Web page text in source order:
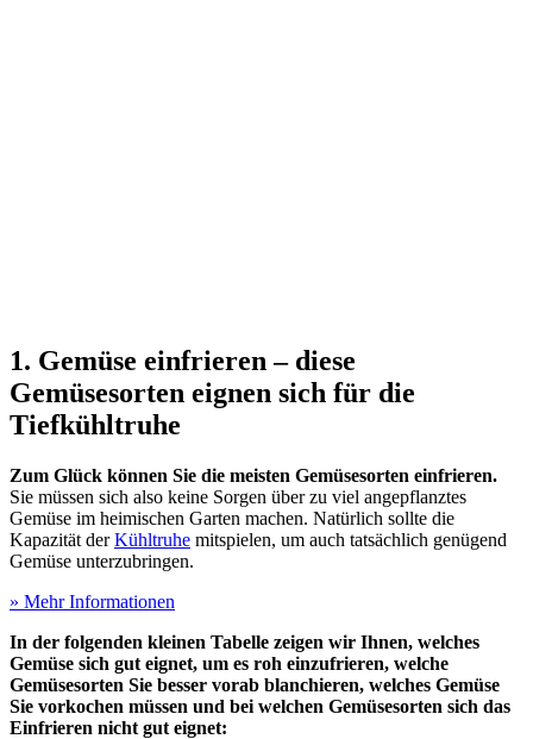
1. Gemüse einfrieren – diese
Gemüsesorten eignen sich für die
Tiefkühltruhe
Zum Glück können Sie die meisten Gemüsesorten einfrieren.
Sie müssen sich also keine Sorgen über zu viel angepflanztes
Gemüse im heimischen Garten machen. Natürlich sollte die
Kapazität derKühltruhe mitspielen, um auch tatsächlich genügend
Gemüse unterzubringen.
» Mehr Informationen
In der folgenden kleinen Tabelle zeigen wir Ihnen, welches
Gemüse sich gut eignet, um es roh einzufrieren, welche
Gemüsesorten Sie besser vorab blanchieren, welches Gemüse
Sie vorkochen müssen und bei welchen Gemüsesorten sich das
Einfrieren nicht gut eignet: